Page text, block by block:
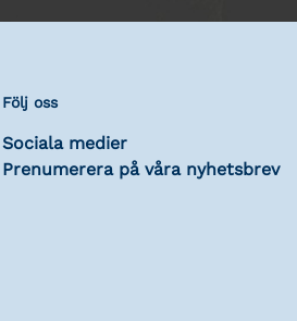
Följ oss
Sociala medier
Prenumerera på våra nyhetsbrev